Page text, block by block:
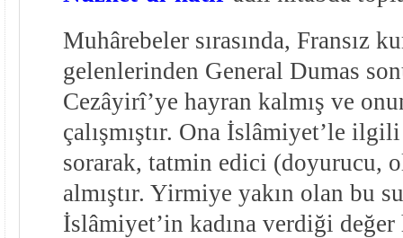
Muhârebeler sırasında, Fransız
gelenlerinden General Dumas
Cezâyirî’ye hayran kalmış ve
çalışmıştır. Ona İslâmiyet’le
sorarak, tatmin edici (doyurucu,
almıştır. Yirmiye yakın olan bu
İslâmiyet’in kadına verdiği değer